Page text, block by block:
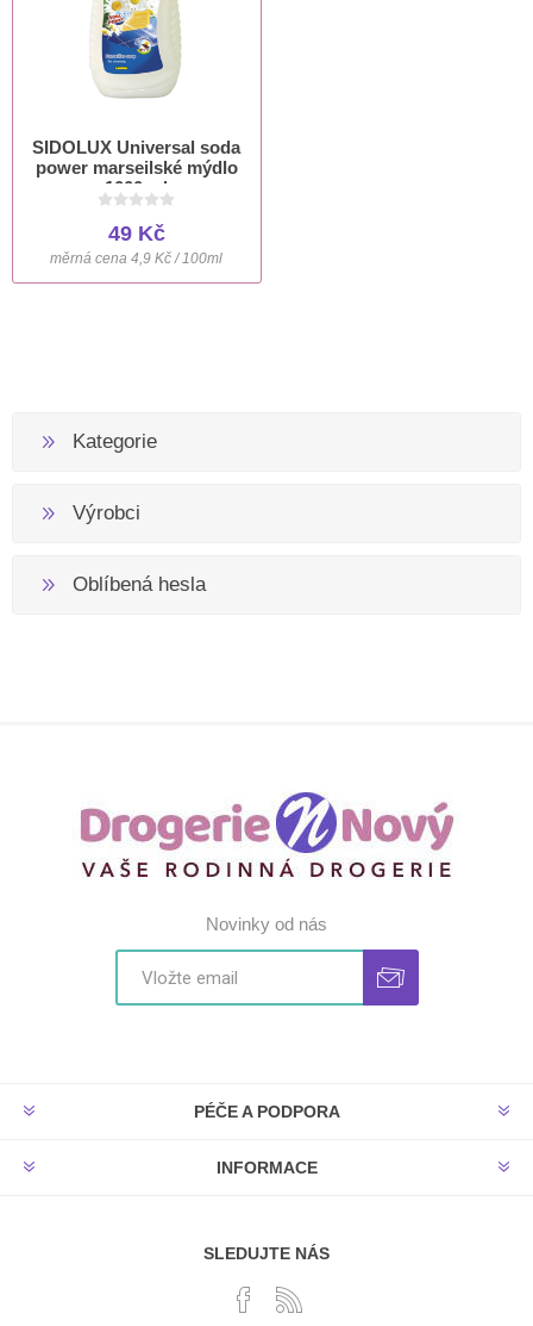
SIDOLUX Universal soda
power marseilské mýdlo
1000 ml
49 Kč
měrná cena 4,9 Kč / 100ml
Kategorie
Výrobci
Oblíbená hesla
Novinky od nás
PÉČE A PODPORA
INFORMACE
SLEDUJTE NÁS